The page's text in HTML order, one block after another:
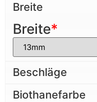
Breite
*
Breite
Beschläge
Biothanefarbe